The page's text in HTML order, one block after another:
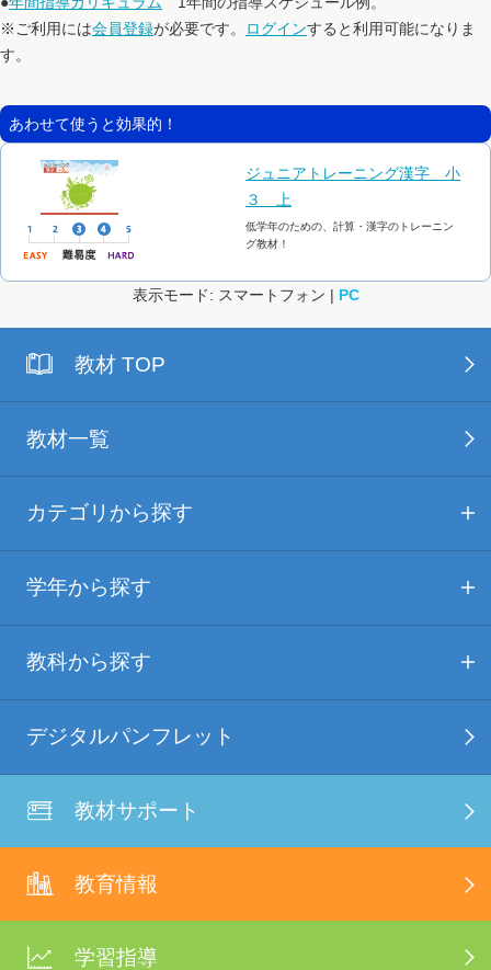
※ご利用には会員登録が必要です。 ログインすると利用可能になりま
す。
あわせて使うと効果的！
ジュニアトレーニング漢字 小
３ 上
低学年のための、計算・漢字のトレーニン
グ教材！
表示モード: スマートフォン | PC
教材 TOP
教材一覧
カテゴリから探す
学年から探す
教科から探す
デジタルパンフレット
教材サポート
教育情報
学習指導